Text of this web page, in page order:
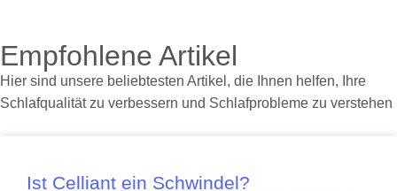
Empfohlene Artikel
Hier sind unsere beliebtesten Artikel, die Ihnen helfen, Ihre
Schlafqualität zu verbessern und Schlafprobleme zu verstehen
Ist Celliant ein Schwindel?